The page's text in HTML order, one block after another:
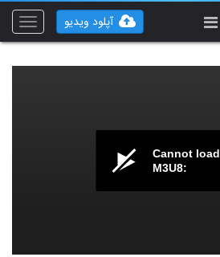
Toggle
آپلود ویدیو
Cannot load
M3U8: